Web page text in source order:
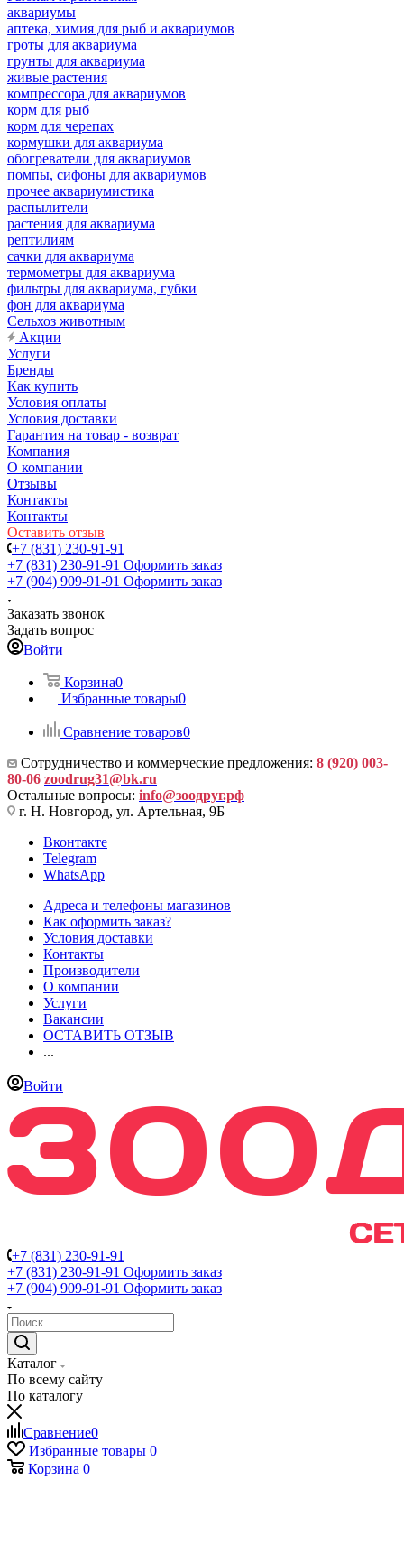
аквариумы
аптека, химия для рыб и аквариумов
гроты для аквариума
грунты для аквариума
живые растения
компрессора для аквариумов
корм для рыб
корм для черепах
кормушки для аквариума
обогреватели для аквариумов
помпы, сифоны для аквариумов
прочее аквариумистика
распылители
растения для аквариума
рептилиям
сачки для аквариума
термометры для аквариума
фильтры для аквариума, губки
фон для аквариума
Сельхоз животным
Акции
Услуги
Бренды
Как купить
Условия оплаты
Условия доставки
Гарантия на товар - возврат
Компания
О компании
Отзывы
Контакты
Контакты
Оставить отзыв
+7 (831) 230-91-91
+7 (831) 230-91-91 Оформить заказ
+7 (904) 909-91-91 Оформить заказ
Заказать звонок
Задать вопрос
Войти
Корзина0
Избранные товары0
Сравнение товаров0
Сотрудничество и коммерческие предложения: 8 (920) 003-
80-06 zoodrug31@bk.ru
Остальные вопросы: info@зоодруг.рф
г. Н. Новгород, ул. Артельная, 9Б
Вконтакте
Telegram
WhatsApp
Адреса и телефоны магазинов
Как оформить заказ?
Условия доставки
Контакты
Производители
О компании
Услуги
Вакансии
ОСТАВИТЬ ОТЗЫВ
...
Войти
+7 (831) 230-91-91
+7 (831) 230-91-91 Оформить заказ
+7 (904) 909-91-91 Оформить заказ
Каталог
По всему сайту
По каталогу
Сравнение0
Избранные товары 0
Корзина 0